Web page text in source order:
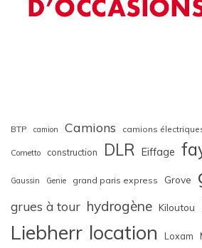
BTP camion Camions camions
Cometto construction DLR Eiffage
Gaussin Genie grand paris express Grove
grues à tour hydrogène Kiloutou
Liebherr location Loxam